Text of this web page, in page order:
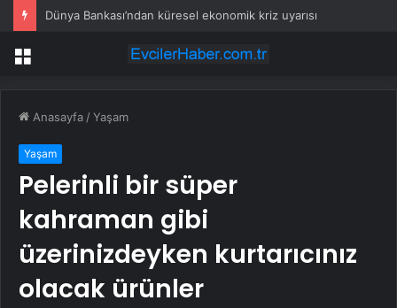
Dünya Bankası’ndan küresel ekonomik kriz uyarısı
Menü
Anasayfa /Yaşam
Yaşam
Pelerinli bir süper
kahraman gibi
üzerinizdeyken kurtarıcınız
olacak ürünler